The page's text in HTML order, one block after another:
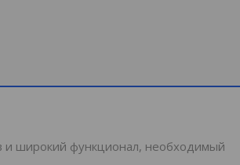
широкий функционал, необходимый